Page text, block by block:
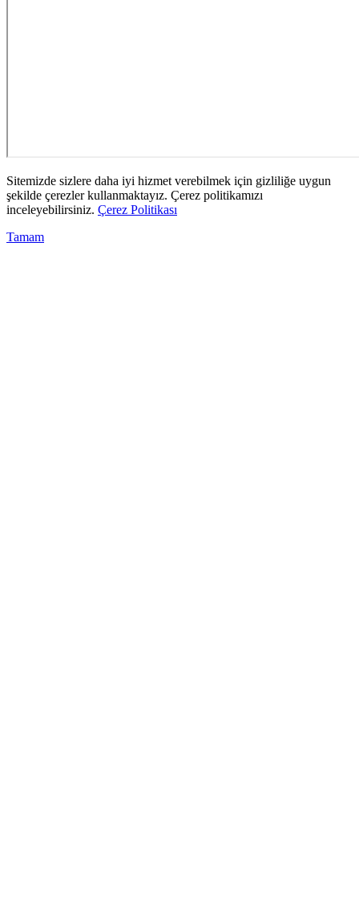
Sitemizde sizlere daha iyi hizmet verebilmek için gizliliğe uygun
şekilde çerezler kullanmaktayız. Çerez politikamızı
inceleyebilirsiniz. Çerez Politikası
Tamam